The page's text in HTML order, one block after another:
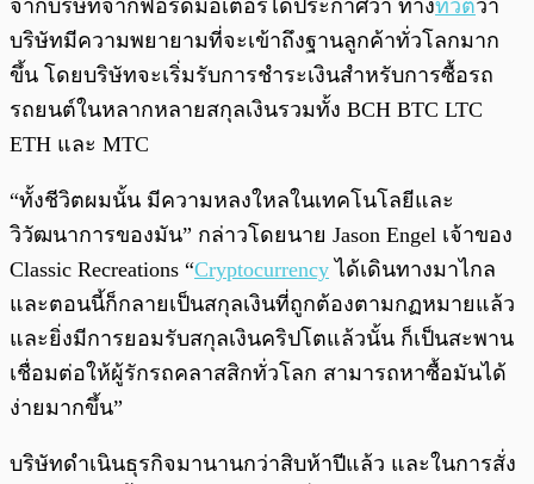
จากบริษัทจากฟอร์ดมอเตอร์ได้ประกาศว่า ทางทวิตว่า
บริษัทมีความพยายามที่จะเข้าถึงฐานลูกค้าทั่วโลกมาก
ขึ้น โดยบริษัทจะเริ่มรับการชำระเงินสำหรับการซื้อรถ
รถยนต์ในหลากหลายสกุลเงินรวมทั้ง BCH BTC LTC
ETH และ MTC
“ทั้งชีวิตผมนั้น มีความหลงใหลในเทคโนโลยีและ
วิวัฒนาการของมัน” กล่าวโดยนาย Jason Engel เจ้าของ
Classic Recreations “Cryptocurrency ได้เดินทางมาไกล
และตอนนี้ก็กลายเป็นสกุลเงินที่ถูกต้องตามกฏหมายแล้ว
และยิ่งมีการยอมรับสกุลเงินคริปโตแล้วนั้น ก็เป็นสะพาน
เชื่อมต่อให้ผู้รักรถคลาสสิกทั่วโลก สามารถหาซื้อมันได้
ง่ายมากขึ้น”
บริษัทดำเนินธุรกิจมานานกว่าสิบห้าปีแล้ว และในการสั่ง